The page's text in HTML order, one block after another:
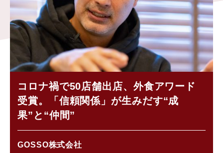
コロナ禍で50店舗出店、外食アワード
受賞。「信頼関係」が生みだす“成
果”と“仲間”
GOSSO株式会社